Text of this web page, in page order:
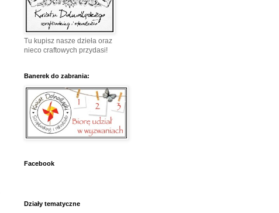
Tu kupisz nasze dzieła oraz
nieco craftowych przydasi!
Banerek do zabrania:
Facebook
Działy tematyczne